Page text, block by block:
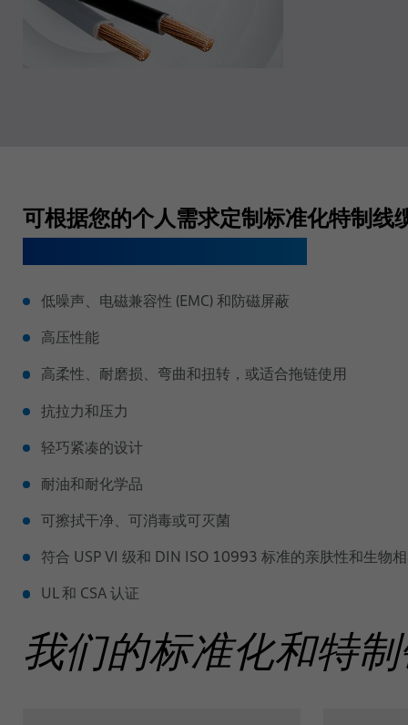
可根据您的个人需求定制标准化特制线
低噪声、电磁兼容性 (EMC) 和防磁屏蔽
高压性能
高柔性、耐磨损、弯曲和扭转，或适合拖链使用
抗拉力和压力
轻巧紧凑的设计
耐油和耐化学品
可擦拭干净、可消毒或可灭菌
符合 USP VI 级和 DIN ISO 10993 标准的亲肤性和生物
UL 和 CSA 认证
我们的标准化和特